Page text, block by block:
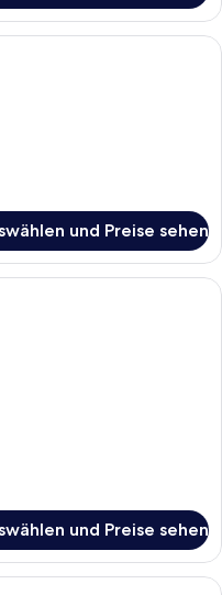
Hotelzimmer mit Bett,
und Preise sehen
Hotelzimmer mit zwei Betten,
und Preise sehen
kompakter Wohnbereich mit